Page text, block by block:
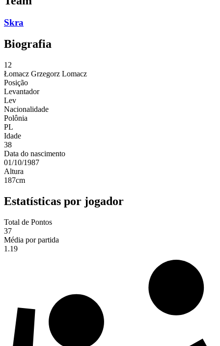
Skra
Biografia
12
Łomacz Grzegorz Lomacz
Posição
Levantador
Lev
Nacionalidade
Polônia
PL
Idade
38
Data do nascimento
01/10/1987
Altura
187cm
Estatísticas por jogador
Total de Pontos
37
Média por partida
1.19